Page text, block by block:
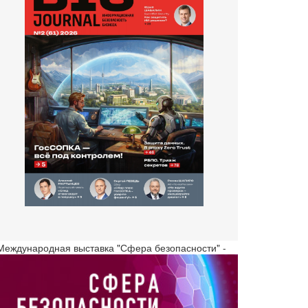
выставка "Сфера безопасности" -